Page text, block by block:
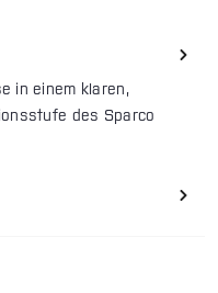
in einem klaren,
des Sparco